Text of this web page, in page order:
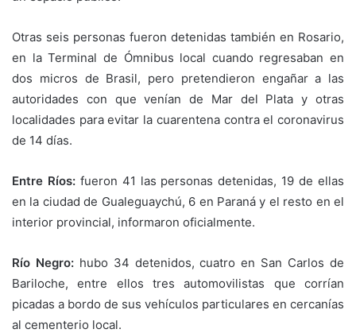
Otras seis personas fueron detenidas también en Rosario,
en la Terminal de Ómnibus local cuando regresaban en
dos micros de Brasil, pero pretendieron engañar a las
autoridades con que venían de Mar del Plata y otras
localidades para evitar la cuarentena contra el coronavirus
de 14 días.
Entre Ríos:fueron 41 las personas detenidas, 19 de ellas
en la ciudad de Gualeguaychú, 6 en Paraná y el resto en el
interior provincial, informaron oficialmente.
Río Negro:hubo 34 detenidos, cuatro en San Carlos de
Bariloche, entre ellos tres automovilistas que corrían
picadas a bordo de sus vehículos particulares en cercanías
al cementerio local.